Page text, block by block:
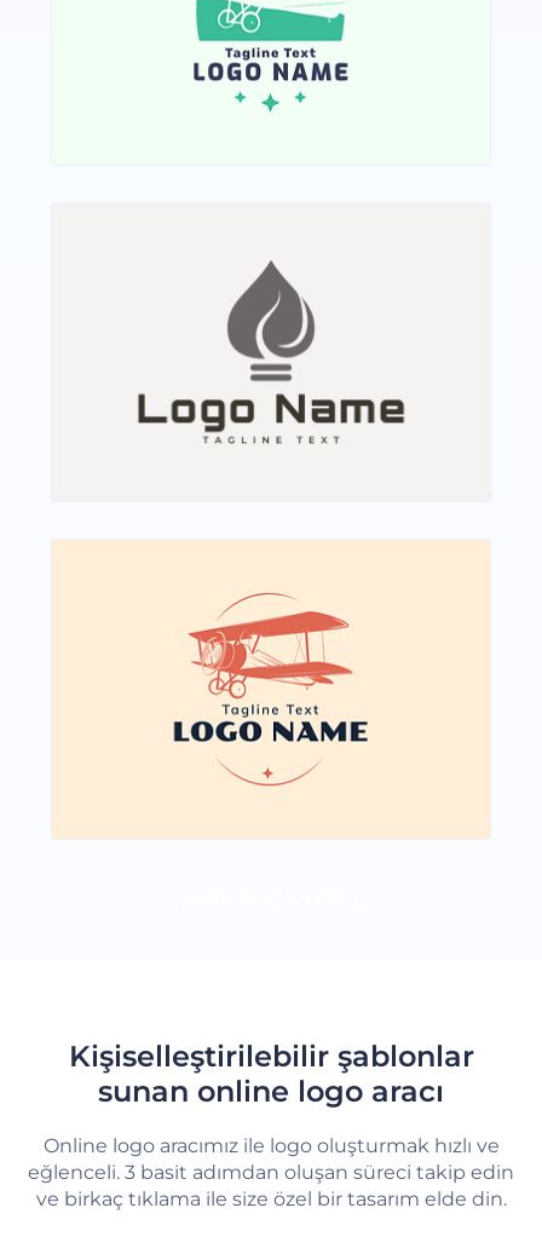
Kişiselleştirilebilir şablonlar
sunan online logo aracı
Online logo aracımız ile logo oluşturmak hızlı ve
eğlenceli. 3 basit adımdan oluşan süreci takip edin
ve birkaç tıklama ile size özel bir tasarım elde din.